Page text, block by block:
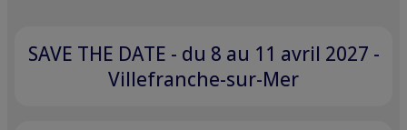
SAVE THE DATE - du 8 au 11 avril 2027 -
Villefranche-sur-Mer